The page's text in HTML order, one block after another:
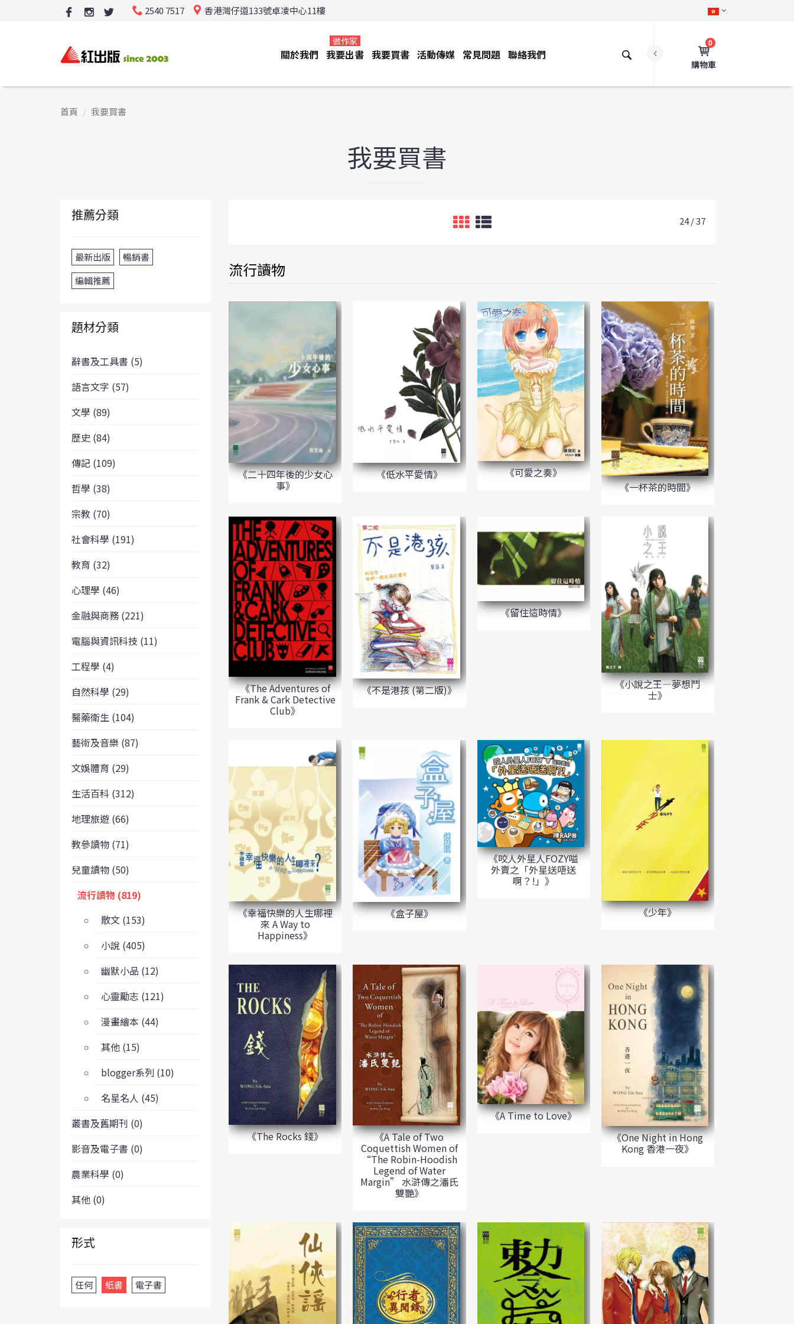
2540 7517 香港灣仔道133號卓凌中心11樓
0
購物車
關於我們 我要出書
做作家
我要買書 活動傳媒 常見問題 聯絡我們
首頁 我要買書
我要買書
推薦分類
最新出版
暢銷書
編輯推薦
題材分類
辭書及工具書 (5)
語言文字 (57)
文學 (89)
歷史 (84)
傳記 (109)
哲學 (38)
宗教 (70)
社會科學 (191)
教育 (32)
心理學 (46)
金融與商務 (221)
電腦與資訊科技 (11)
工程學 (4)
自然科學 (29)
醫藥衛生 (104)
藝術及音樂 (87)
文娛體育 (29)
生活百科 (312)
地理旅遊 (66)
教參讀物 (71)
兒童讀物 (50)
流行讀物 (819)
散文 (153)
小說 (405)
幽默小品 (12)
心靈勵志 (121)
漫畫繪本 (44)
其他 (15)
blogger系列 (10)
名星名人 (45)
叢書及舊期刊 (0)
影音及電子書 (0)
農業科學 (0)
其他 (0)
形式
任何 紙書 電子書
24 / 37
流行讀物
《二十四年後的少女心
事》
《低水平愛情》
《可愛之奏》
《一杯茶的時間》
《The Adventures of
Frank & Cark Detective
Club》
《不是港孩 (第二版)》
《留住這時情》
《小說之王—夢想鬥
士》
《幸福快樂的人生哪裡
來 A Way to
Happiness》
《盒子屋》
《咬人外星人FOZY嗌
外賣之「外星送唔送
啊？!」》
《少年》
《The Rocks 錢》 《A Tale of Two
Coquettish Women of
“The Robin-Hoodish
Legend of Water
Margin” 水滸傳之潘氏
雙艷》
《A Time to Love》
《One Night in Hong
Kong 香港一夜》